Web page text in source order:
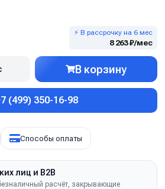
⚡ В рассрочку на 6 мес
8 263 ₽/мес
В корзину
(499) 350-16-98
Способы оплаты
лиц и B2B
расчёт, закрывающие